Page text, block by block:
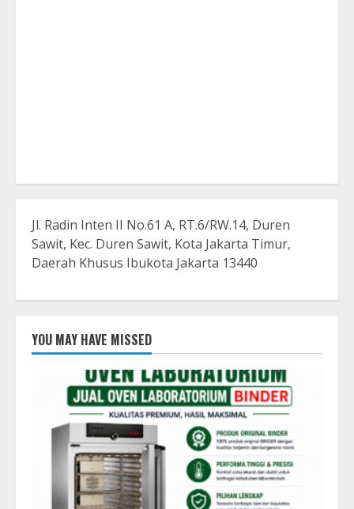
Jl. Radin Inten II No.61 A, RT.6/RW.14, Duren
Sawit, Kec. Duren Sawit, Kota Jakarta Timur,
Daerah Khusus Ibukota Jakarta 13440
YOU MAY HAVE MISSED